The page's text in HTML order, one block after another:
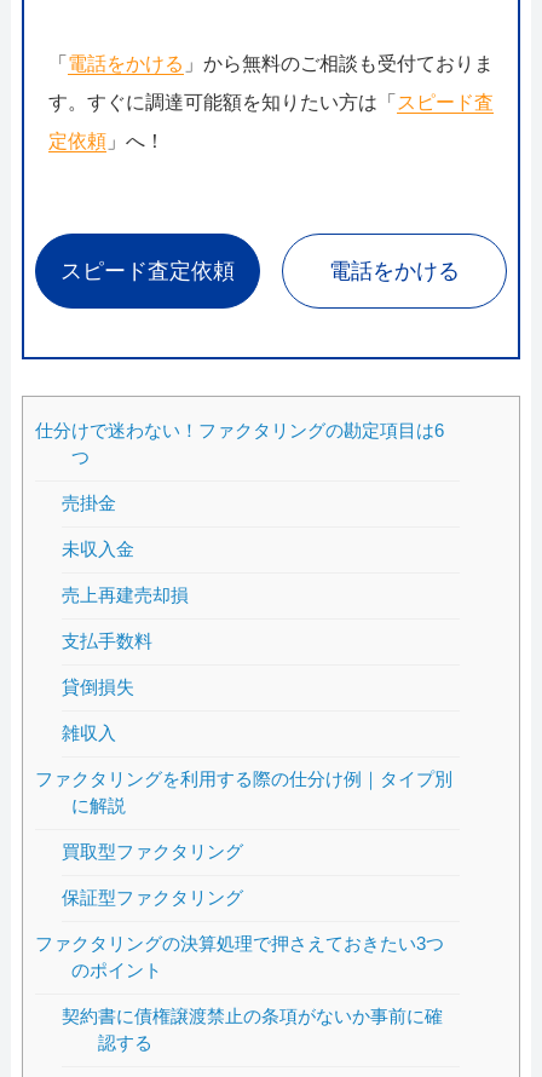
「 電話をかける 」から無料のご相談も受付ておりま
す。すぐに調達可能額を知りたい方は「 スピード査
定依頼」へ！
スピード査定依頼 電話をかける
仕分けで迷わない！ファクタリングの勘定項目は6
つ
売掛金
未収入金
売上再建売却損
支払手数料
貸倒損失
雑収入
ファクタリングを利用する際の仕分け例｜タイプ別
に解説
買取型ファクタリング
保証型ファクタリング
ファクタリングの決算処理で押さえておきたい3つ
のポイント
契約書に債権譲渡禁止の条項がないか事前に確
認する